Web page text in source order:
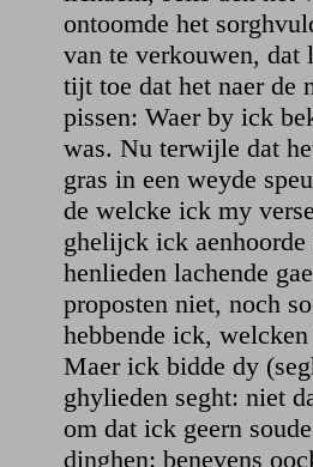
ontoomde het
van te verkouwen, dat
tijt toe dat het naer de
pissen: Waer by ick
was. Nu terwijle dat
gras in een weyde
de welcke ick my
ghelijck ick
henlieden lachende
proposten niet, noch
hebbende ick,
Maer ick bidde dy
ghylieden seght: niet
om dat ick geern
dinghen: benevens